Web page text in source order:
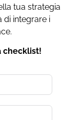
tua strategia
di integrare i
checklist!